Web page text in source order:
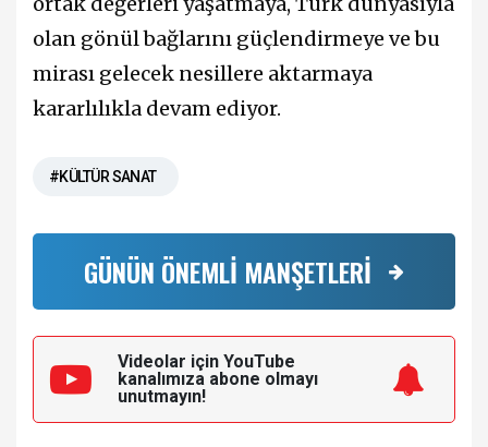
olan gönül bağlarını güçlendirmeye ve bu
mirası gelecek nesillere aktarmaya
kararlılıkla devam ediyor.
#KÜLTÜR SANAT
GÜNÜN ÖNEMLİ MANŞETLERİ
Videolar için YouTube
kanalımıza abone olmayı
unutmayın!